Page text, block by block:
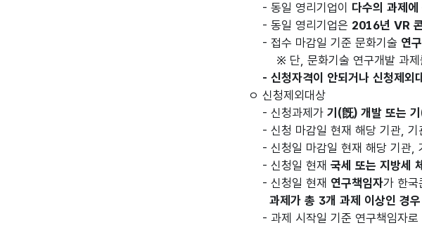
- 동일 영리기업이 다수의 과제
- 동일 영리기업은 2016년 VR
- 접수 마감일 기준 문화기술 연
※ 단, 문화기술 연구개발 과제를
- 신청자격이 안되거나 신청제외
ㅇ 신청제외대상
- 신청과제가기(旣) 개발 또는
- 신청 마감일 현재 해당 기관, 기
- 신청일 마감일 현재 해당 기관,
- 신청일 현재국세 또는 지방세
- 신청일 현재 연구책임자가 한국
과제가 총 3개 과제 이상인 경우
- 과제 시작일 기준 연구책임자로